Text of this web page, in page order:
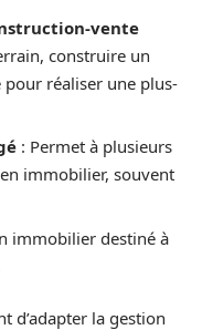
vente
construire un
pour réaliser une plus-
: Permet à plusieurs
immobilier, souvent
immobilier destiné à
d’adapter la gestion